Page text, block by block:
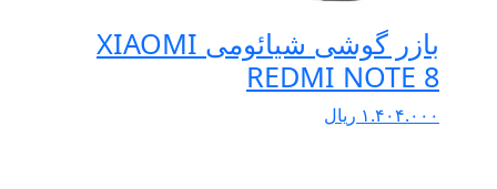
بازر گوشی شیائومی XIAOMI
REDMI NOTE 8
۱.۴۰۴.۰۰۰ ریال